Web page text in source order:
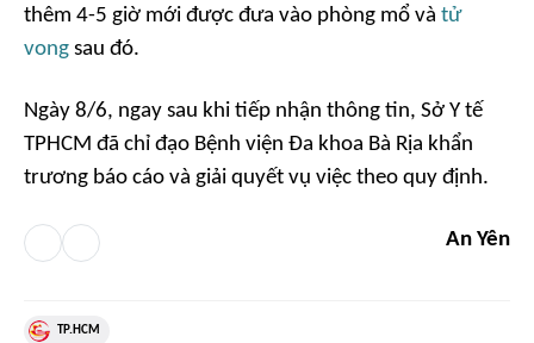
thêm 4-5 giờ mới được đưa vào phòng mổ và tử
vong sau đó.
Ngày 8/6, ngay sau khi tiếp nhận thông tin, Sở Y tế
TPHCM đã chỉ đạo Bệnh viện Đa khoa Bà Rịa khẩn
trương báo cáo và giải quyết vụ việc theo quy định.
An Yên
TP.HCM